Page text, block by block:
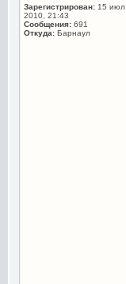
Зарегистрирован: 15 июл
2010, 21:43
Сообщения: 691
Откуда: Барнаул